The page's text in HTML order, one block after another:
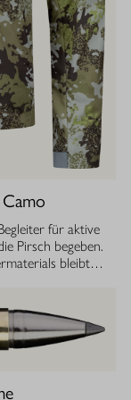
für aktive
Pirsch begeben.
bleibt
sorgt
Die
im